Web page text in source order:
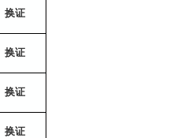
换证
换证
换证
换证